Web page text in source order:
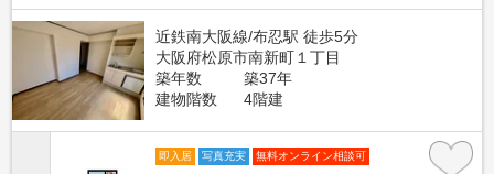
近鉄南大阪線/布忍駅 徒歩5分
大阪府松原市南新町１丁目
築年数
築37年
建物階数
4階建
即入居 写真充実 無料オンライン相談可